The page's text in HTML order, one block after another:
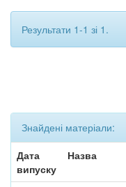
Результати 1-1 зі 1.
Знайдені матеріали:
Дата
випуску
Назва